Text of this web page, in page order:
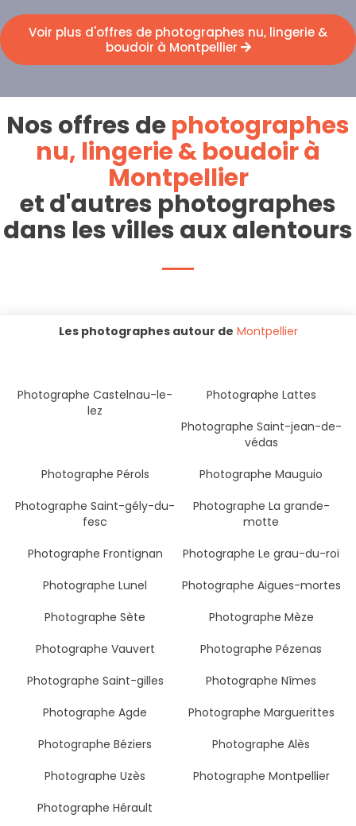
Voir plus d'offres de photographes nu, lingerie &
boudoir à Montpellier
Nos offres dephotographes
nu, lingerie & boudoir à
Montpellier
et d'autres photographes
dans les villes aux alentours
Les photographes autour de Montpellier
Photographe Castelnau-le-
lez
Photographe Lattes
Photographe Saint-jean-de-
védas
Photographe Pérols
Photographe Mauguio
Photographe Saint-gély-du-
fesc
Photographe La grande-
motte
Photographe Frontignan
Photographe Le grau-du-roi
Photographe Lunel
Photographe Aigues-mortes
Photographe Sète
Photographe Mèze
Photographe Vauvert
Photographe Pézenas
Photographe Saint-gilles
Photographe Nîmes
Photographe Agde
Photographe Marguerittes
Photographe Béziers
Photographe Alès
Photographe Uzès
Photographe Montpellier
Photographe Hérault